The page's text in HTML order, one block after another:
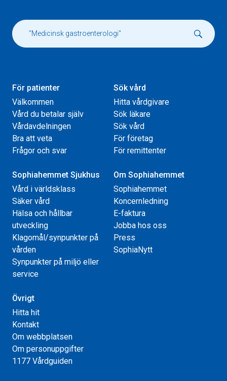
För patienter
Välkommen
Vård du betalar själv
Vårdavdelningen
Bra att veta
Frågor och svar
Sök vård
Hitta vårdgivare
Sök läkare
Sök vård
För företag
För remittenter
Sophiahemmet Sjukhus
Vård i världsklass
Säker vård
Hälsa och hållbar
utveckling
Klagomål/synpunkter på
vården
Synpunkter på miljö eller
service
Om Sophiahemmet
Sophiahemmet
Koncernledning
E-faktura
Jobba hos oss
Press
SophiaNytt
Övrigt
Hitta hit
Kontakt
Om webbplatsen
Om personuppgifter
1177 Vårdguiden